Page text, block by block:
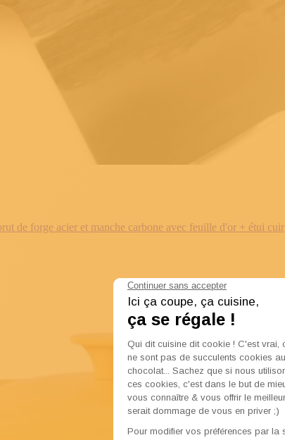
de forge acier et manche carbone avec feuille d'or + étui cuir